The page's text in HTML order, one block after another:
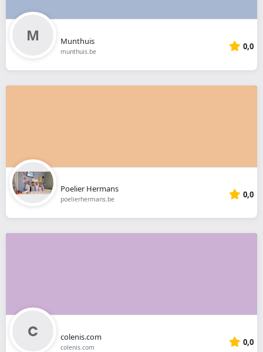
Munthuis
munthuis.be 0,0
Poelier Hermans
poelierhermans.be 0,0
colenis.com
colenis.com 0,0